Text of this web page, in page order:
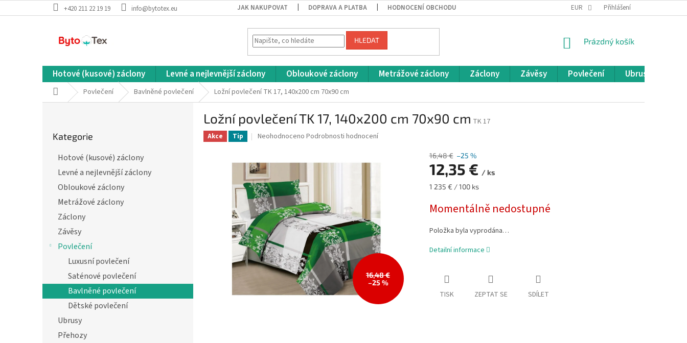
na
+420 211 22 19 19 info@bytotex.eu JAK NAKUPOVAT DOPRAVA A PLATBA HODNOCENÍ OBCHODU OBCHODNÍ PODMÍNKY
EUR Přihlášení
HLEDAT
NÁKUPNÍ
Prázdný košík
Hotové (kusové) záclony Levné a nejlevnější záclony Obloukové záclony Metrážové záclony Záclony Závěsy Povlečení Ubrusy
Domů Povlečení Bavlněné povlečení Ložní povlečení TK 17, 140x200 cm 70x90 cm
kategorie
Kategorie
Hotové (kusové) záclony
Levné a nejlevnější záclony
Obloukové záclony
Metrážové záclony
Záclony
Závěsy
Povlečení
Luxusní povlečení
Saténové povlečení
Bavlněné povlečení
Dětské povlečení
Ubrusy
Přehozy
Ložní povlečení TK 17, 140x200 cm 70x90 cm TK 17
Akce Tip
Průměrné
je
0,0
z
5
hvězdiček.
Neohodnoceno Podrobnosti hodnocení
16,48 €
–25 %
16,48 € –25 %
12,35 € / ks
Měrná
1 235 € / 100 ks
Momentálně nedostupné
Položka byla vyprodána…
Detailní informace
TISK ZEPTAT SE SDÍLET